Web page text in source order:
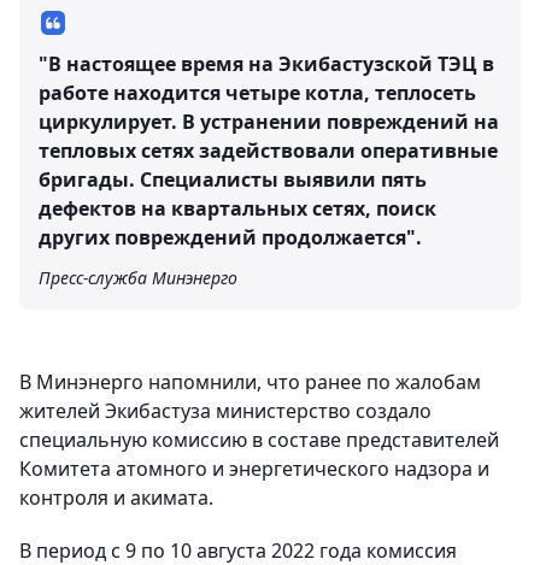
"В настоящее время на Экибастузской ТЭЦ в
работе находится четыре котла, теплосеть
циркулирует. В устранении повреждений на
тепловых сетях задействовали оперативные
бригады. Специалисты выявили пять
дефектов на квартальных сетях, поиск
других повреждений продолжается".
Пресс-служба Минэнерго
В Минэнерго напомнили, что ранее по жалобам
жителей Экибастуза министерство создало
специальную комиссию в составе представителей
Комитета атомного и энергетического надзора и
контроля и акимата.
В период с 9 по 10 августа 2022 года комиссия